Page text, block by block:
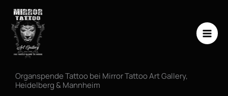
Inhalt
springen
Organspende Tattoo bei Mirror Tattoo Art Gallery,
Heidelberg & Mannheim